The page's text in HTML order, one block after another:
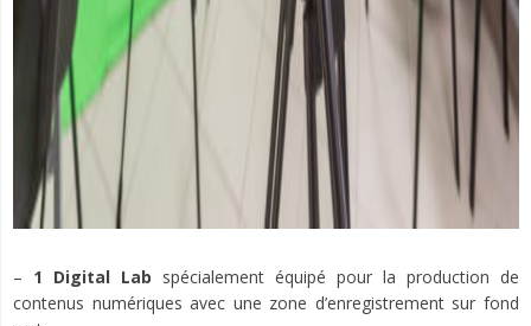
– 1 Digital Lab spécialement équipé pour la production de
contenus numériques avec une zone d’enregistrement sur fond